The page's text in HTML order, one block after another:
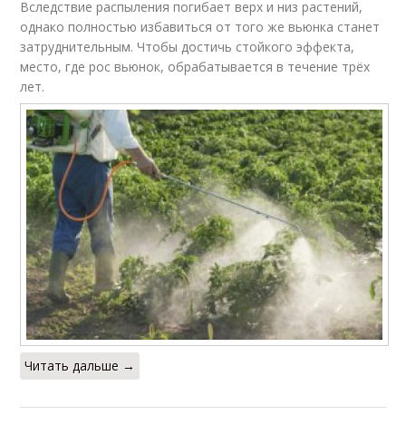
Вследствие распыления погибает верх и низ растений,
однако полностью избавиться от того же вьюнка станет
затруднительным. Чтобы достичь стойкого эффекта,
место, где рос вьюнок, обрабатывается в течение трёх
лет.
Читать дальше →